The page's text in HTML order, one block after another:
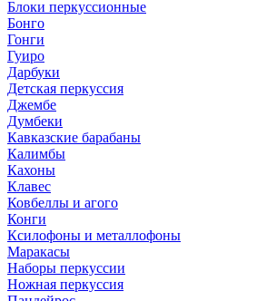
Блоки перкуссионные
Бонго
Гонги
Гуиро
Дарбуки
Детская перкуссия
Джембе
Думбеки
Кавказские барабаны
Калимбы
Кахоны
Клавес
Ковбеллы и агого
Конги
Ксилофоны и металлофоны
Маракасы
Наборы перкуссии
Ножная перкуссия